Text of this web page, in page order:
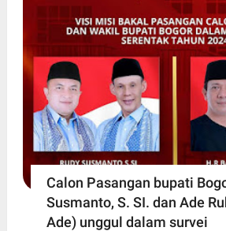
Calon Pasangan bupati
Susmanto, S. SI. dan Ade
Ade) unggul dalam survei